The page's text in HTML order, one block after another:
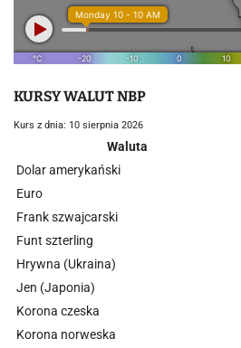
KURSY WALUT NBP
Kurs z dnia: 10 sierpnia 2026
Waluta
Dolar amerykański
Euro
Frank szwajcarski
Funt szterling
Hrywna (Ukraina)
Jen (Japonia)
Korona czeska
Korona norweska